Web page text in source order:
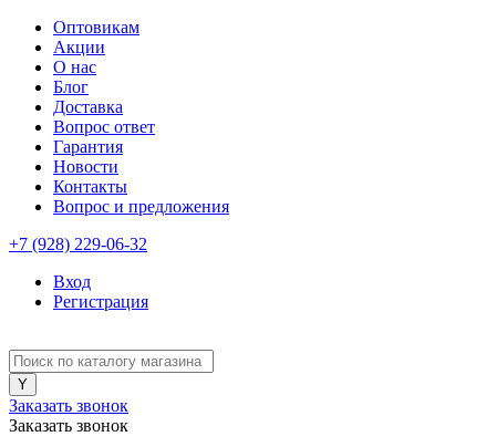
Оптовикам
Акции
О нас
Блог
Доставка
Вопрос ответ
Гарантия
Новости
Контакты
Вопрос и предложения
+7 (928) 229-06-32
Вход
Регистрация
Заказать звонок
Заказать звонок